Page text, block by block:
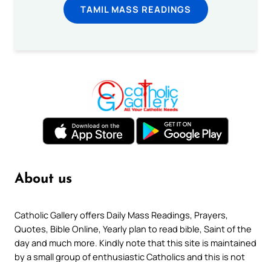
TAMIL MASS READINGS
About us
Catholic Gallery offers Daily Mass Readings, Prayers,
Quotes, Bible Online, Yearly plan to read bible, Saint of the
day and much more. Kindly note that this site is maintained
by a small group of enthusiastic Catholics and this is not